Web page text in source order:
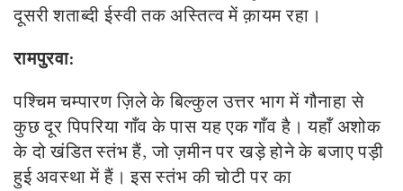
दूसरी शताब्दी ईस्वी तक अस्तित्व में क़ायम रहा।
रामपुरवा:
पश्चिम चम्पारण ज़िले के बिल्कुल उत्तर भाग में गौनाहा से
कुछ दूर पिपरिया गाँव के पास यह एक गाँव है। यहाँ अशोक
के दो खंडित स्तंभ हैं,जो ज़मीन पर खड़े होने के बजाए पड़ी
हुई अवस्था में हैं। इस स्तंभ की चोटी पर का